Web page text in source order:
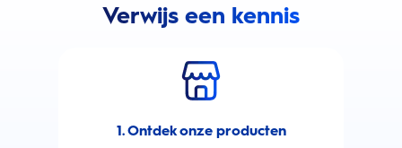
Verwijs een kennis
1. Ontdek onze producten